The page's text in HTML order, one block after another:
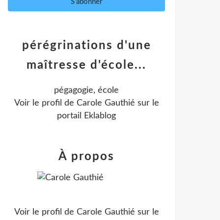
pérégrinations d'une
maîtresse d'école...
pégagogie, école
Voir le profil de Carole Gauthié sur le
portail Eklablog
À propos
Voir le profil de Carole Gauthié sur le